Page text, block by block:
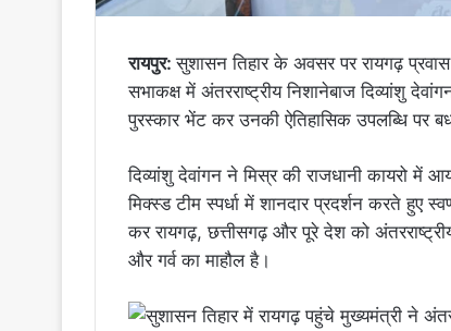
रायपुर:सुशासन तिहार के अवसर पर रायगढ़
सभाकक्ष में अंतरराष्ट्रीय निशानेबाज दिव्यांशु
पुरस्कार भेंट कर उनकी ऐतिहासिक उपलब्धि पर
दिव्यांशु देवांगन ने मिस्र की राजधानी कायरो
मिक्स्ड टीम स्पर्धा में शानदार प्रदर्शन करते हुए
कर रायगढ़, छत्तीसगढ़ और पूरे देश को
और गर्व का माहौल है।